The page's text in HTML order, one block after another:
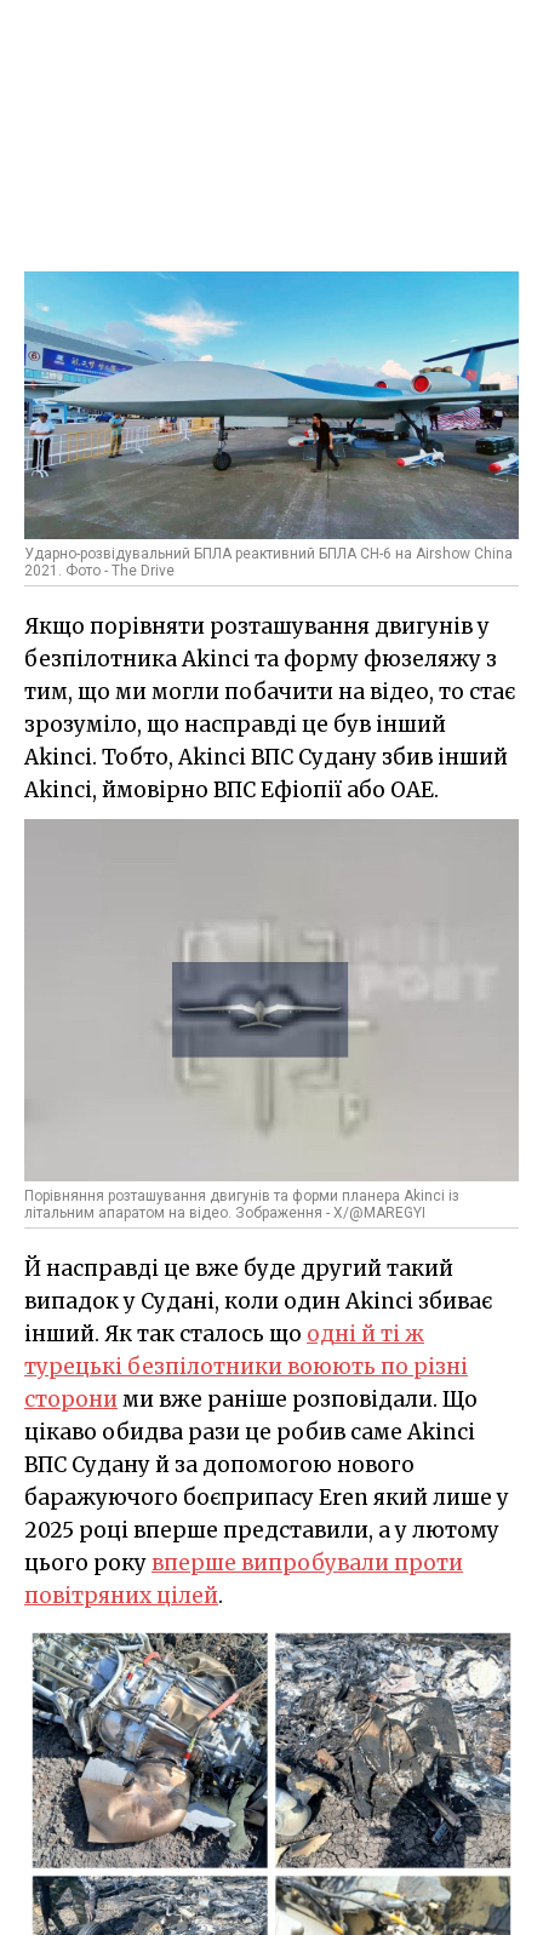
Ударно-розвідувальний БПЛА реактивний БПЛА CH-6 на Airshow China
2021. Фото - The Drive
Якщо порівняти розташування двигунів у
безпілотника Akinci та форму фюзеляжу з
тим, що ми могли побачити на відео, то стає
зрозуміло, що насправді це був інший
Akinci. Тобто, Akinci ВПС Судану збив інший
Akinci, ймовірно ВПС Ефіопії або ОАЕ.
Порівняння розташування двигунів та форми планера Akinci із
літальним апаратом на відео. Зображення - X/@MAREGYI
Й насправді це вже буде другий такий
випадок у Судані, коли один Akinci збиває
інший. Як так сталось що одні й ті ж
турецькі безпілотники воюють по різні
стороними вже раніше розповідали. Що
цікаво обидва рази це робив саме Akinci
ВПС Судану й за допомогою нового
баражуючого боєприпасу Eren який лише у
2025 році вперше представили, а у лютому
цього рокувперше випробували проти
повітряних цілей.